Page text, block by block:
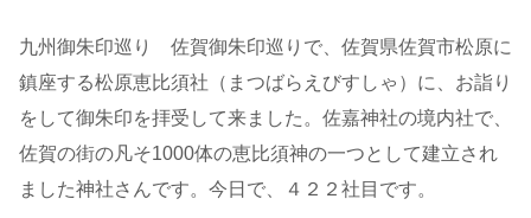
九州御朱印巡り 佐賀御朱印巡りで、佐賀県佐賀市松原に
鎮座する松原恵比須社（まつばらえびすしゃ）に、お詣り
をして御朱印を拝受して来ました。佐嘉神社の境内社で、
佐賀の街の凡そ1000体の恵比須神の一つとして建立され
ました神社さんです。今日で、４２２社目です。